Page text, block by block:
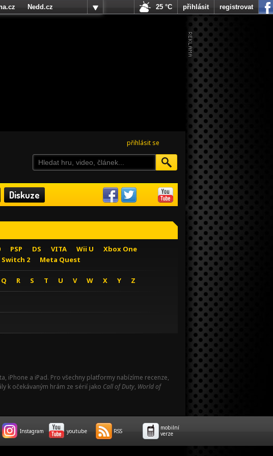
přihlásit se
Diskuze
PSP DS VITA Wii U
Xbox One
Switch 2 Meta Quest
Q R S T U V W X Y Z
iPhone a iPad. Pro všechny platformy nabízíme recenze,
k očekávaným hrám ze sérií jako Call of Duty, World of
Nedd.cz
25 °C přihlásit registrovat
Instagram youtube RSS
mobilní
verze